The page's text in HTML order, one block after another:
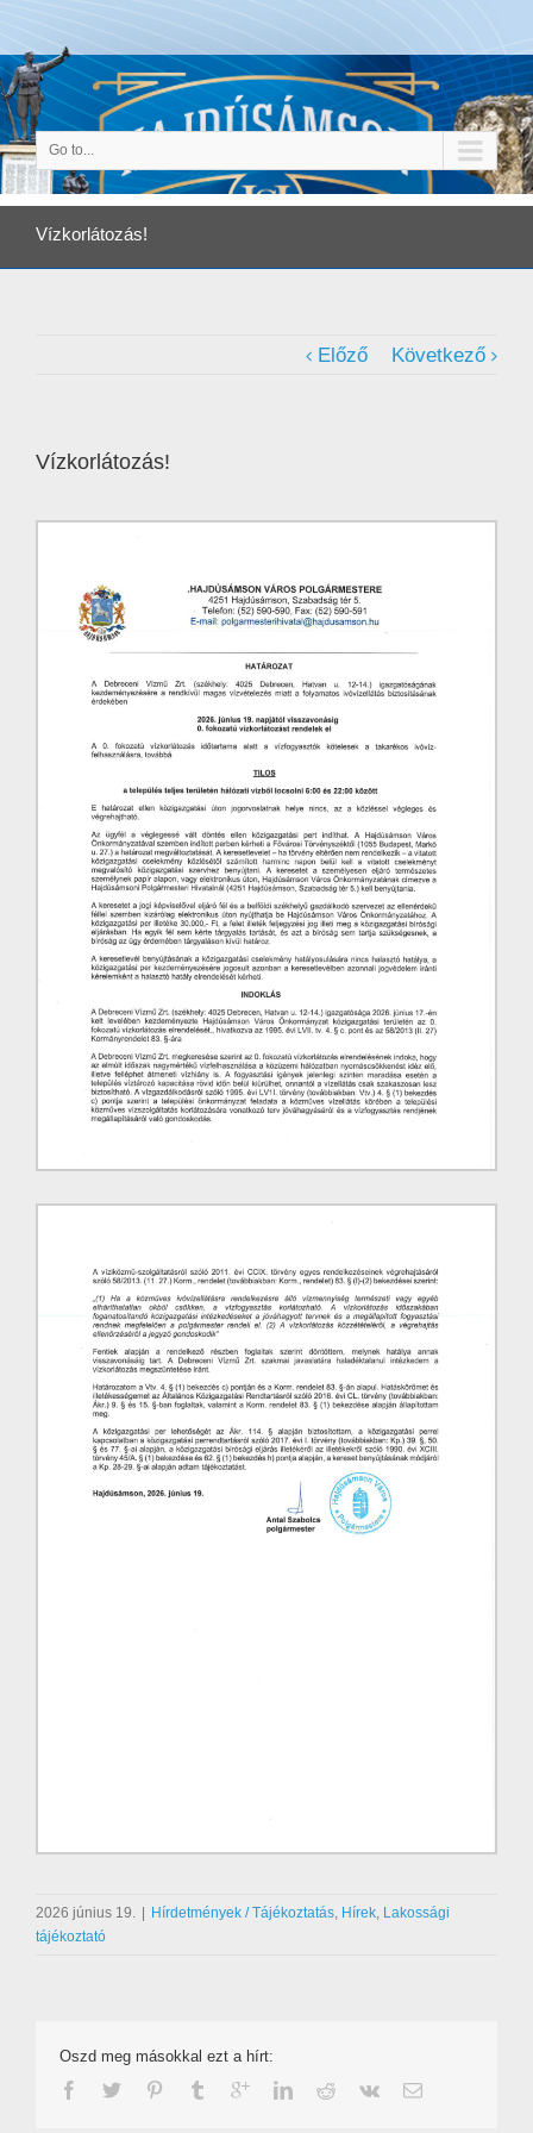
Go to...
Vízkorlátozás!
Előző Következő
Vízkorlátozás!
2026 június 19. Hírdetmények / Tájékoztatás, Hírek, Lakossági
tájékoztató
Oszd meg másokkal ezt a hírt: